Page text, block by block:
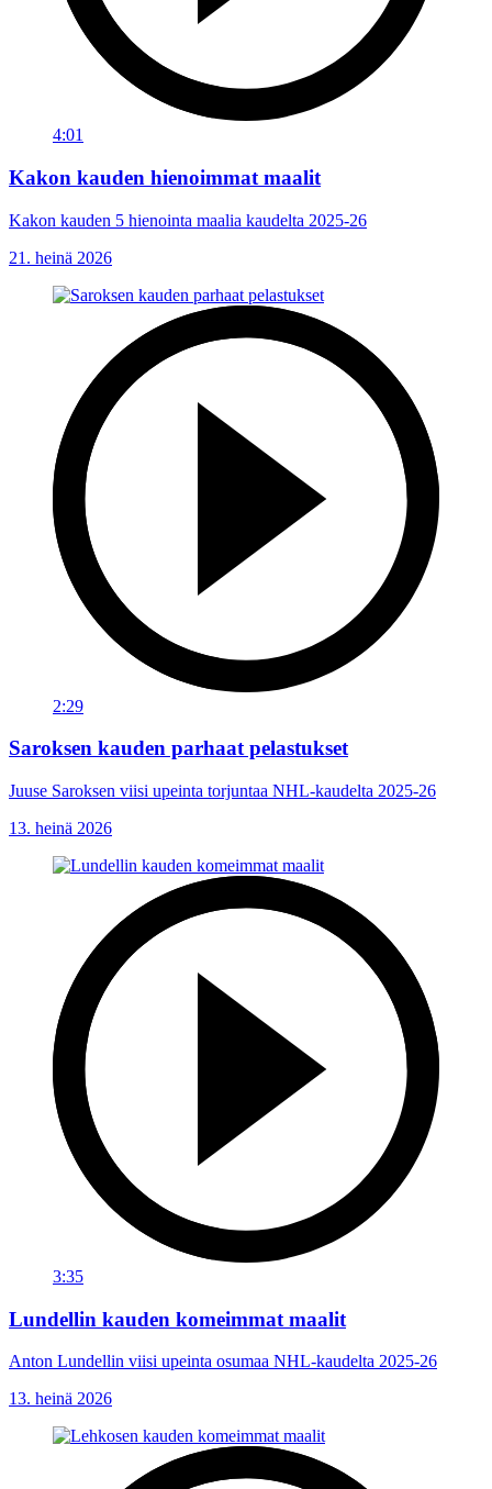
4:01
Kakon kauden hienoimmat maalit
Kakon kauden 5 hienointa maalia kaudelta 2025-26
21. heinä 2026
2:29
Saroksen kauden parhaat pelastukset
Juuse Saroksen viisi upeinta torjuntaa NHL-kaudelta 2025-26
13. heinä 2026
3:35
Lundellin kauden komeimmat maalit
Anton Lundellin viisi upeinta osumaa NHL-kaudelta 2025-26
13. heinä 2026